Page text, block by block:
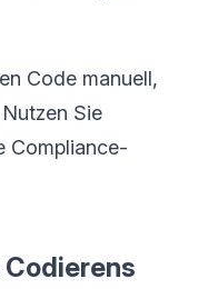
Code manuell,
Sie
Compliance-